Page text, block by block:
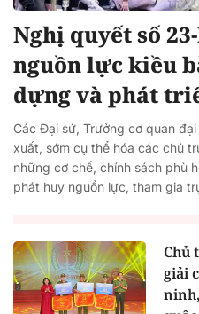
Nghị quyết số
nguồn lực kiều
dựng và phát
Các Đại sứ, Trưởng cơ quan
xuất, sớm cụ thể hóa các chủ
những cơ chế, chính sách phù
phát huy nguồn lực, tham gia
Chủ
giải